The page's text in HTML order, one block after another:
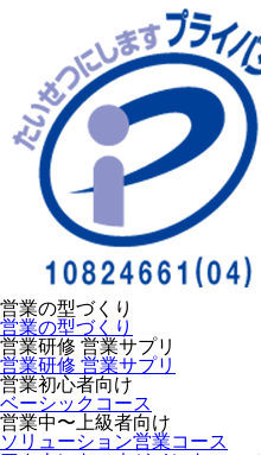
営業の型づくり
営業の型づくり
営業研修 営業サプリ
営業研修 営業サプリ
営業初心者向け
ベーシックコース
営業中〜上級者向け
ソリューション営業コース